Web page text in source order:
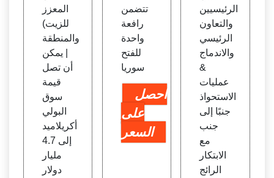
المعزز
للزيت)
والمنطقة
| يمكن
أن تصل
قيمة
سوق
البولي
أكريلاميد
إلى 4.7
مليار
دولار
تتضمن
رافعة
واحدة
للفتح
سوريا
احصل
على
السعر
الرئيسيين
والتعاون
الرئيسي
والاندماج
&
عمليات
الاستحواذ
جنبًا إلى
جنب
مع
الابتكار
الرائج